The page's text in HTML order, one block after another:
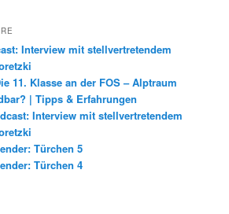
Interview mit stellvertretendem
11. Klasse an der FOS – Alptraum
| Tipps & Erfahrungen
Interview mit stellvertretendem
Türchen 5
Türchen 4